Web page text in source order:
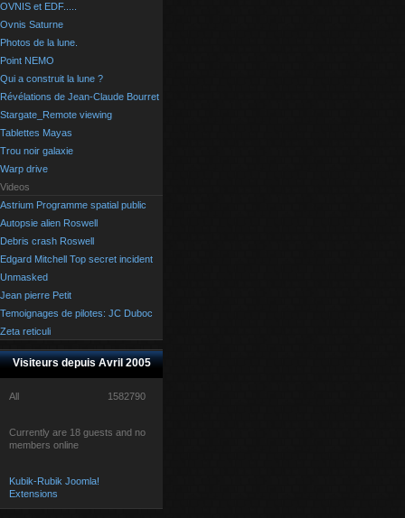
OVNIS et EDF.....
Ovnis Saturne
Photos de la lune.
Point NEMO
Qui a construit la lune ?
Révélations de Jean-Claude Bourret
Stargate_Remote viewing
Tablettes Mayas
Trou noir galaxie
Warp drive
Videos
Astrium Programme spatial public
Autopsie alien Roswell
Debris crash Roswell
Edgard Mitchell Top secret incident
Unmasked
Jean pierre Petit
Temoignages de pilotes: JC Duboc
Zeta reticuli
Visiteurs depuis Avril 2005
All 1582790
Currently are 18 guests and no
members online
Kubik-Rubik Joomla!
Extensions